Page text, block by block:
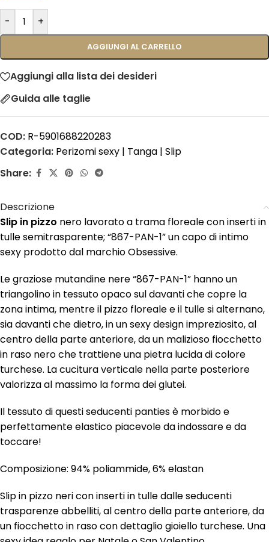
- +
AGGIUNGI AL CARRELLO
Aggiungi alla lista dei desideri
Guida alle taglie
COD: R-5901688220283
Categoria: Perizomi sexy | Tanga | Slip
Share:
Descrizione
Slip in pizzo nero lavorato a trama floreale con inserti in
tulle semitrasparente; “867-PAN-1” un capo di intimo
sexy prodotto dal marchio Obsessive.
Le graziose mutandine nere “867-PAN-1” hanno un
triangolino in tessuto opaco sul davanti che copre la
zona intima, mentre il pizzo floreale e il tulle si alternano,
sia davanti che dietro, in un sexy design impreziosito, al
centro della parte anteriore, da un malizioso fiocchetto
in raso nero che trattiene una pietra lucida di colore
turchese. La cucitura verticale nella parte posteriore
valorizza al massimo la forma dei glutei.
Il tessuto di questi seducenti panties è morbido e
perfettamente elastico piacevole da indossare e da
toccare!
Composizione: 94% poliammide, 6% elastan
Slip in pizzo neri con inserti in tulle dalle seducenti
trasparenze abbelliti, al centro della parte anteriore, da
un fiocchetto in raso con dettaglio gioiello turchese. Una